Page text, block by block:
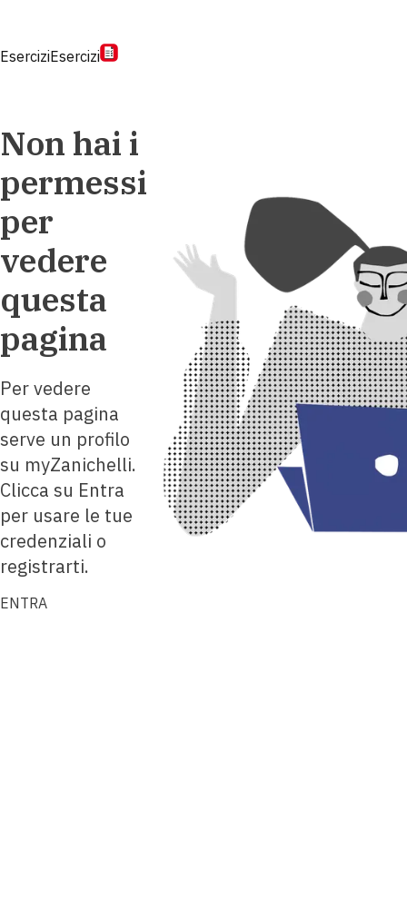
EserciziEsercizi
Non hai i
permessi
per
vedere
questa
pagina
Per vedere
questa pagina
serve un profilo
su myZanichelli.
Clicca su Entra
per usare le tue
credenziali o
registrarti.
ENTRA